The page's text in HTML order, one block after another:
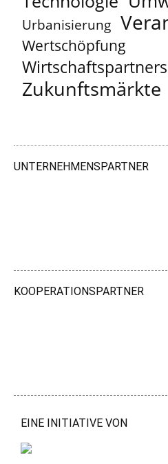
Urbanisierung
Wertschöpfung
Zukunftsmärkte
UNTERNEHMENSPARTNER
KOOPERATIONSPARTNER
EINE INITIATIVE VON